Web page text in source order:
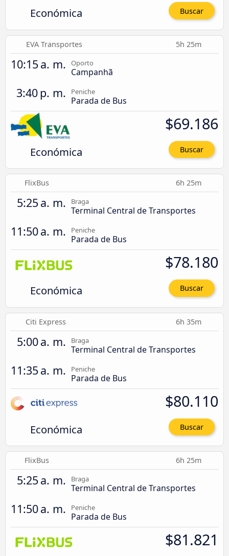
Económica Buscar
EVA Transportes 5h 25m
10:15 a. m. Oporto
Campanhã
3:40 p. m. Peniche
Parada de Bus
Económica
$69.186
Buscar
FlixBus 6h 25m
5:25 a. m. Braga
Terminal Central de Transportes
11:50 a. m. Peniche
Parada de Bus
Económica
$78.180
Buscar
Citi Express 6h 35m
5:00 a. m. Braga
Terminal Central de Transportes
11:35 a. m. Peniche
Parada de Bus
Económica
$80.110
Buscar
FlixBus 6h 25m
5:25 a. m. Braga
Terminal Central de Transportes
11:50 a. m. Peniche
Parada de Bus
$81.821